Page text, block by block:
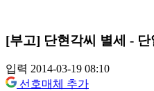
[부고] 단현각씨 별세 -
입력 2014-03-19 08:10
선호매체 추가